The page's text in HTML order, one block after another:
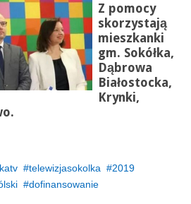
Z pomocy
skorzystają
mieszkanki
gm. Sokółka,
Dąbrowa
Białostocka,
Krynki,
telewizjasokolka
2019
dofinansowanie